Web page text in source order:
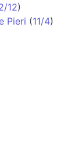
12)
Pieri (11/4)